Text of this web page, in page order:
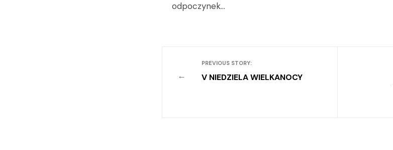
odpoczynek…
←
PREVIOUS STORY:
V NIEDZIELA WIELKANOCY